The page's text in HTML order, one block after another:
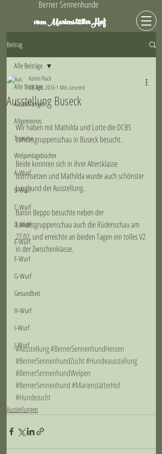
Berner Sennenhunde
vom MarienstätterHof
Beitrag
Alle Beiträge
Ausstellungen
Allgemeines
Termine
Welpentagebücher
A-Wurf
B-Wurf
C-Wurf
D-Wurf
E-Wurf
F-Wurf
G-Wurf
Gesundheit
H-Wurf
I-Wurf
J-Wurf
Alle Beiträge
Ausstellung Buseck
Katrin Fluck
28. Feb. 20161 Min. Lesezeit
Wir haben mit Mathilda und Lotte die DCBS
Landesgruppenschau in Buseck besucht.
Beide konnten sich in ihrer Altersklasse
durchsetzen und Mathilda wurde auch schönster
Junghund der Ausstellung.
Baron Beppo besuchte neben der
Landesgruppenschau auch die Rüdenschau am
27.02. und erreichte an beiden Tagen ein tolles V2
in der Zwischenklasse.
#Ausstellung#BernerSennenhundHessen
#BernerSennenhundZucht#Hundeausstellung
#BernerSennenhundWelpen
#BernerSennenhund#MarienstätterHof
#Hundezucht
Ausstellungen